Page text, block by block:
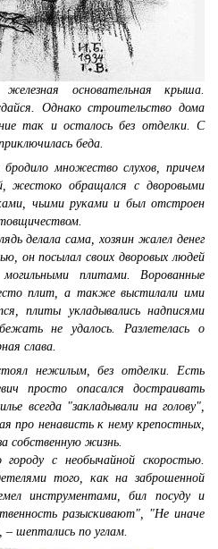
основательная крыша.
Однако строительство дома
так и осталось без отделки. С
беда.
множество слухов, причем
жестоко обращался с дворовыми
чьими руками и был отстроен
делала сама, хозяин жалел денег
он посылал своих дворовых людей
плитами. Ворованные
плит, а также выстилали ими
плиты укладывались надписями
не удалось. Разлетелась о
слава.
нежилым, без отделки. Есть
просто опасался достраивать
всегда "закладывали на голову",
про ненависть к нему крепостных,
собственную жизнь.
городу с необычайной скоростью.
того, как на заброшенной
инструментами, бил посуду и
разыскивают", "Не иначе
шептались по углам.